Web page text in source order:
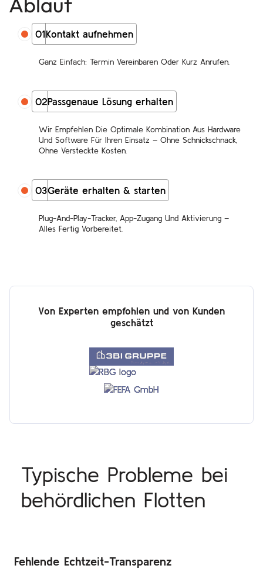
01Kontakt aufnehmen
Ganz Einfach: Termin Vereinbaren Oder Kurz Anrufen.
02Passgenaue Lösung erhalten
Wir Empfehlen Die Optimale Kombination Aus Hardware
Und Software Für Ihren Einsatz – Ohne Schnickschnack,
Ohne Versteckte Kosten.
03Geräte erhalten & starten
Plug-And-Play-Tracker, App-Zugang Und Aktivierung –
Alles Fertig Vorbereitet.
Von Experten empfohlen und von Kunden
geschätzt
Typische Probleme bei
behördlichen Flotten
Fehlende Echtzeit-Transparenz